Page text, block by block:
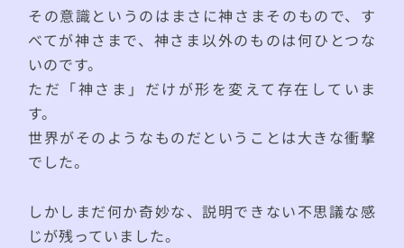
その意識というのはまさに神さまそのもので、す
べてが神さまで、神さま以外のものは何ひとつな
いのです。
ただ「神さま」だけが形を変えて存在していま
す。
世界がそのようなものだということは大きな衝撃
でした。
しかしまだ何か奇妙な、説明できない不思議な感
じが残っていました。